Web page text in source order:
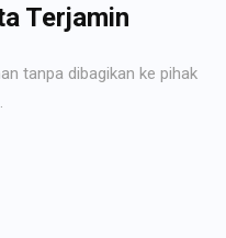
Terjamin
tanpa dibagikan ke pihak